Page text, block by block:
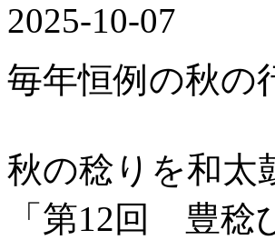
2025-10-07
毎年恒例の秋の
秋の稔りを和太
「第12回 豊稔